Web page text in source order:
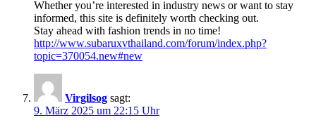
Whether you’re interested in industry news or want to stay
informed, this site is definitely worth checking out.
Stay ahead with fashion trends in no time!
http://www.subaruxvthailand.com/forum/index.php?
topic=370054.new#new
Virgilsog sagt:
9. März 2025 um 22:15 Uhr